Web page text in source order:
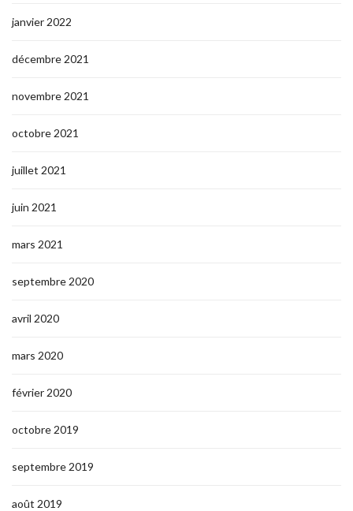
janvier 2022
décembre 2021
novembre 2021
octobre 2021
juillet 2021
juin 2021
mars 2021
septembre 2020
avril 2020
mars 2020
février 2020
octobre 2019
septembre 2019
août 2019